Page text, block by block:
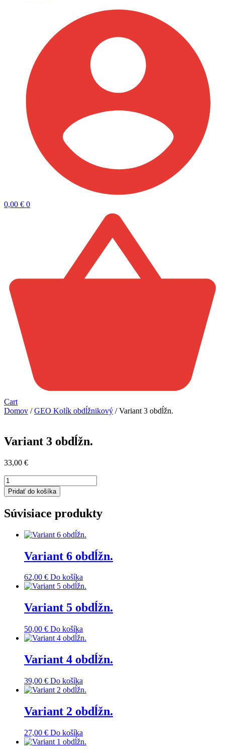
0,00 € 0
Cart
Domov /GEO Kolík obdĺžnikový / Variant 3 obdĺžn.
Variant 3 obdĺžn.
33,00 €
množstvo
Variant
3
Pridať do košíka
Súvisiace produkty
Variant 6 obdĺžn.
62,00 € Do košíka
Variant 5 obdĺžn.
50,00 € Do košíka
Variant 4 obdĺžn.
39,00 € Do košíka
Variant 2 obdĺžn.
27,00 € Do košíka